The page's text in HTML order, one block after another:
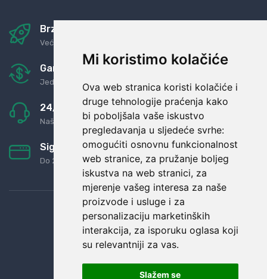
Mi koristimo kolačiće
Ova web stranica koristi kolačiće i
druge tehnologije praćenja kako
bi poboljšala vaše iskustvo
pregledavanja u sljedeće svrhe:
omogućiti osnovnu funkcionalnost
web stranice, za pružanje boljeg
iskustva na web stranici, za
mjerenje vašeg interesa za naše
proizvode i usluge i za
personalizaciju marketinških
interakcija, za isporuku oglasa koji
su relevantniji za vas.
Slažem se
Brza i sigurna dostava
Već za nekoliko dana kod vas
Garancija u povrat novaca
Jednostavno pravilo: Roba za novac
24/7 odlična podrška
Naši agenti uvijek na raspolaganju
Sigurno obročno plaćanje
Do 24 rata bez kamata